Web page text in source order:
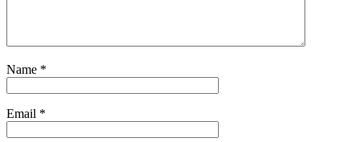
Name *
Email *